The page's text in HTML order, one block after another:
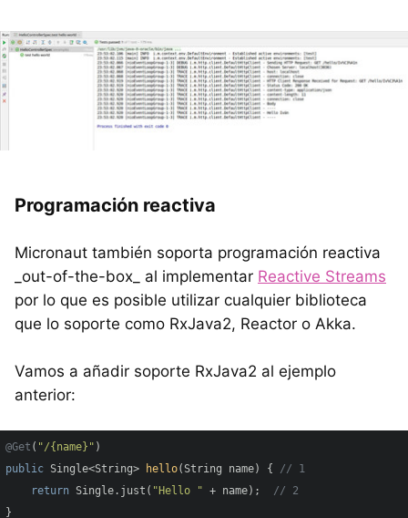
Programación reactiva
Micronaut también soporta programación reactiva
_out-of-the-box_ al implementar Reactive Streams
por lo que es posible utilizar cualquier biblioteca
que lo soporte como RxJava2, Reactor o Akka.
Vamos a añadir soporte RxJava2 al ejemplo
anterior:
@Get ( "/{name}"
public Single<String> hello(String name) { // 1
return Single.just( "Hello " + name); // 2